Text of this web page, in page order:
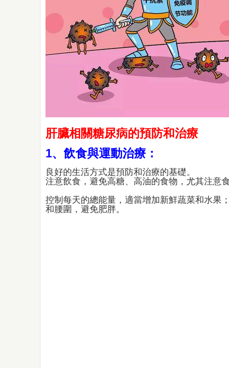
肝臟相關糖尿病的預防和治療
1、飲食與運動治療：
良好的生活方式是預防和治療的基礎。
注意飲食，避免高糖、高油的食物，尤其注意
控制每天的總能量，適當增加新鮮蔬菜和水果
和腰圍，避免肥胖。